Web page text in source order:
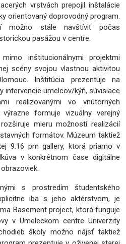
vrstvách prepojil inštalácie
orientovaný doprovodný program.
možno stále navštíviť počas
pasážou v centre.
inštitucionálnymi projektmi
scény svojou vlastnou aktivitou
Inštitúcia prezentuje na
intervencie umelcov/kýň, súvisiace
realizovanými vo vnútorných
formuje vizuálny verejný
mieru možností realizácií
formátov. Múzeum taktiež
9.16 pm gallery, ktorá priamo v
v konkrétnom čase digitálne
s prostredím študentského
iba s jeho aktérstvom, je
Basement project, ktorá funguje
v Umeleckom centre Univerzity
školy možno nájsť taktiež